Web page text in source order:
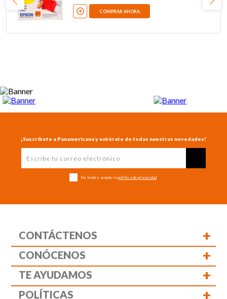
COMPRAR AHORA
¡Suscríbete a Panamericana y entérate de todas nuestras novedades!
He leído y acepto la política de privacidad
CONTÁCTENOS +
CONÓCENOS +
TE AYUDAMOS +
POLÍTICAS +